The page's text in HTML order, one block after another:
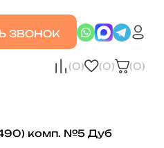
ЗВОНОК
(0) (0) (0)
комп. №5 Дуб